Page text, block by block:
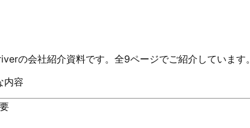
の会社紹介資料です。全9ページでご紹介しています。
内容